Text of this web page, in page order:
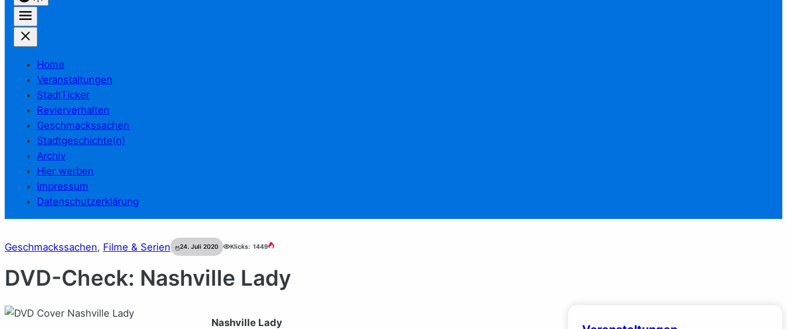
Home
Veranstaltungen
StadtTicker
Revierverhalten
Geschmackssachen
Stadtgeschichte(n)
Archiv
Hier werben
Impressum
Datenschutzerklärung
Geschmackssachen, Filme & Serien 24. Juli 2020 Klicks: 1449
DVD-Check: Nashville Lady
Nashville Lady